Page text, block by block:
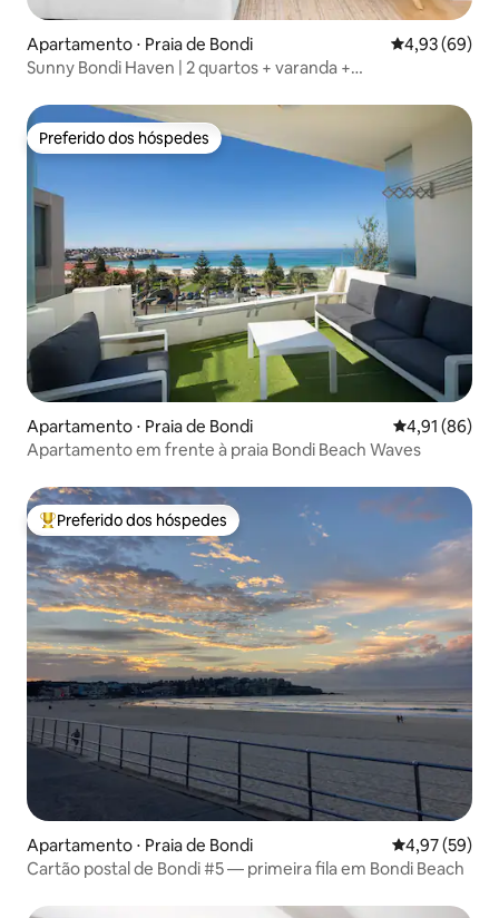
Apartamento ⋅ Praia de Bondi 4,93 de uma
4,93 (69)
Sunny Bondi Haven | 2 quartos + varanda +
Preferido dos hóspedes
Preferido dos hóspedes
Apartamento ⋅ Praia de Bondi 4,91 de uma
4,91 (86)
Apartamento em frente à praia Bondi Beach Waves
Entre os melhores preferidos dos hóspedes
Preferido dos hóspedes
Apartamento ⋅ Praia de Bondi 4,97 de uma
4,97 (59)
Cartão postal de Bondi #5 — primeira fila em Bondi Beach